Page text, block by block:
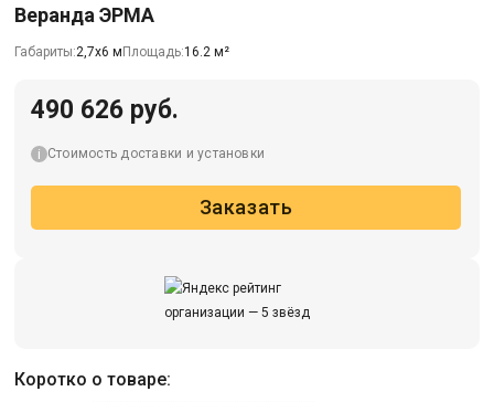
Веранда ЭРМА
Габариты:2,7х6 м Площадь:16.2 м²
Коротко о товаре:
490 626 руб.
Стоимость доставки и установки
Заказать